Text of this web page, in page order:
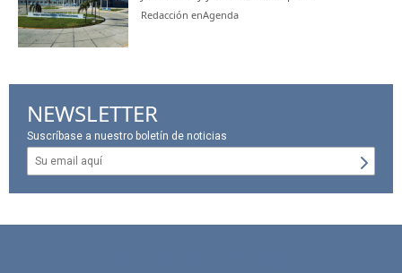
Redacción enAgenda
NEWSLETTER
Suscríbase a nuestro boletín de noticias